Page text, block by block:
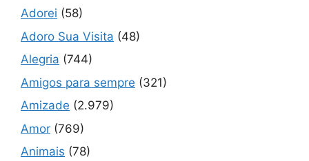
Adorei (58)
Adoro Sua Visita (48)
Alegria (744)
Amigos para sempre (321)
Amizade (2.979)
Amor (769)
Animais (78)